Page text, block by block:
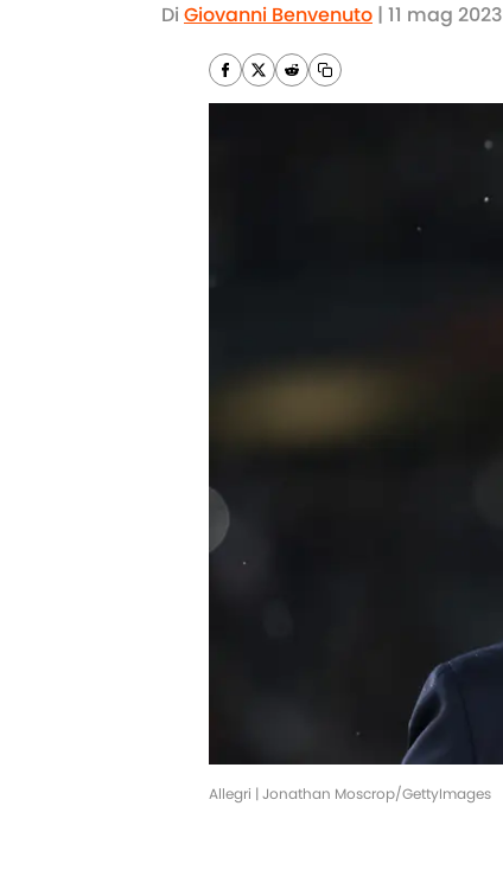
Di Giovanni Benvenuto | 11 mag 2023
Allegri | Jonathan Moscrop/GettyImages